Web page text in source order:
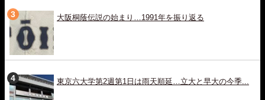
大阪桐蔭伝説の始まり…1991年を振り返る
東京六大学第2週第1日は雨天順延…立大と早大の今季...